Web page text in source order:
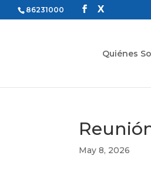
86231000
Quiénes
May 8, 2026